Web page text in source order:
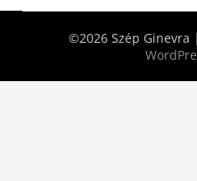
©2026 Szép Ginevra